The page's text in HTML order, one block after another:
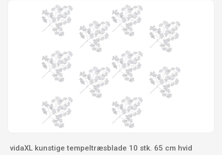
vidaXL kunstige tempeltræsblade 10 stk. 65 cm hvid